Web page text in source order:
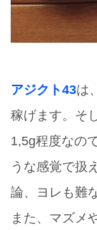
アジクト43は
稼げます。そ
1,5g程度なの
うな感覚で扱
論、ヨレも難
また、マズメ